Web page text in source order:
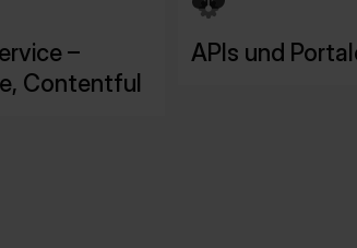
–
Contentful
APIs und